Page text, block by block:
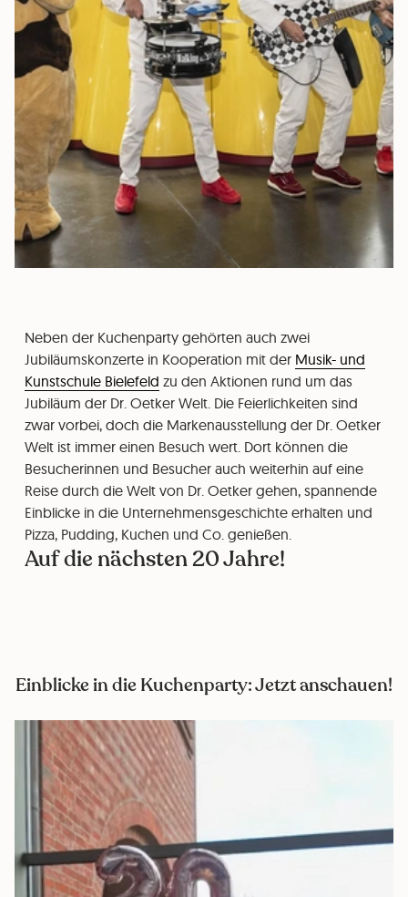
Neben der Kuchenparty gehörten auch zwei
Jubiläumskonzerte in Kooperation mit der Musik- und
Kunstschule Bielefeld zu den Aktionen rund um das
Jubiläum der Dr. Oetker Welt. Die Feierlichkeiten sind
zwar vorbei, doch die Markenausstellung der Dr. Oetker
Welt ist immer einen Besuch wert. Dort können die
Besucherinnen und Besucher auch weiterhin auf eine
Reise durch die Welt von Dr. Oetker gehen, spannende
Einblicke in die Unternehmensgeschichte erhalten und
Pizza, Pudding, Kuchen und Co. genießen.
Auf die nächsten 20 Jahre!
Einblicke in die Kuchenparty: Jetzt anschauen!